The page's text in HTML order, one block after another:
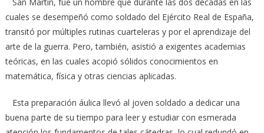
cuales se desempeñó como soldado del Ejército Real de España,
transitó por múltiples rutinas cuarteleras y por el aprendizaje del
arte de la guerra. Pero, también, asistió a exigentes academias
teóricas, en las cuales acopió sólidos conocimientos en
matemática, física y otras ciencias aplicadas.
Esta preparación áulica llevó al joven soldado a dedicar una
buena parte de su tiempo para leer y estudiar con esmerada